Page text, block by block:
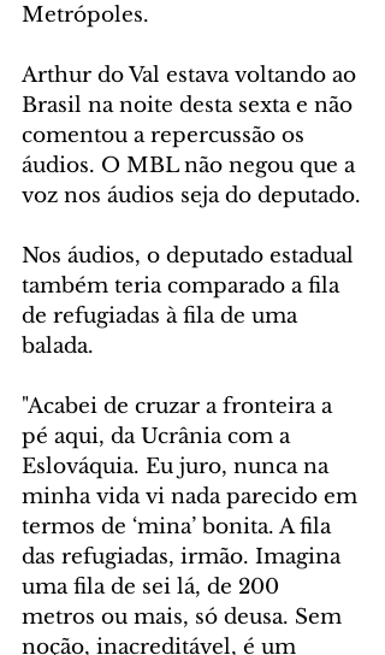
Metrópoles.
Arthur do Val estava voltando ao
Brasil na noite desta sexta e não
comentou a repercussão os
áudios. O MBL não negou que a
voz nos áudios seja do deputado.
Nos áudios, o deputado estadual
também teria comparado a fila
de refugiadas à fila de uma
balada.
"Acabei de cruzar a fronteira a
pé aqui, da Ucrânia com a
Eslováquia. Eu juro, nunca na
minha vida vi nada parecido em
termos de ‘mina’ bonita. A fila
das refugiadas, irmão. Imagina
uma fila de sei lá, de 200
metros ou mais, só deusa. Sem
noção, inacreditável, é um